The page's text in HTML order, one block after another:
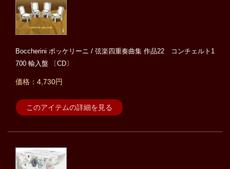
Boccherini ボッケリーニ / 弦楽四重奏曲集 作品22 コンチェルト1
700 輸入盤 〔CD〕
価格：4,730円
このアイテムの詳細を見る